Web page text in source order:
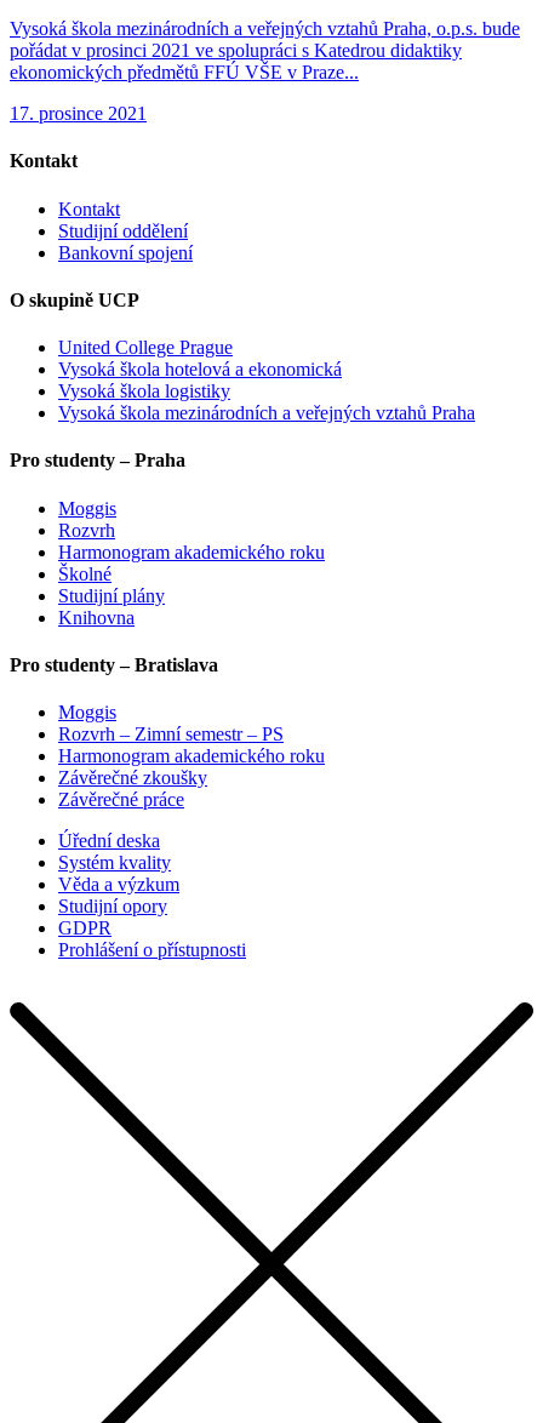
Vysoká škola mezinárodních a veřejných vztahů Praha, o.p.s. bude
pořádat v prosinci 2021 ve spolupráci s Katedrou didaktiky
ekonomických předmětů FFÚ VŠE v Praze...
17. prosince 2021
Kontakt
Kontakt
Studijní oddělení
Bankovní spojení
O skupině UCP
United College Prague
Vysoká škola hotelová a ekonomická
Vysoká škola logistiky
Vysoká škola mezinárodních a veřejných vztahů Praha
Pro studenty – Praha
Moggis
Rozvrh
Harmonogram akademického roku
Školné
Studijní plány
Knihovna
Pro studenty – Bratislava
Moggis
Rozvrh – Zimní semestr – PS
Harmonogram akademického roku
Závěrečné zkoušky
Závěrečné práce
Úřední deska
Systém kvality
Věda a výzkum
Studijní opory
GDPR
Prohlášení o přístupnosti